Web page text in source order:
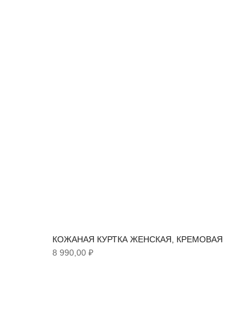
КОЖАНАЯ КУРТКА ЖЕНСКАЯ, КРЕМОВАЯ
8 990,00 ₽